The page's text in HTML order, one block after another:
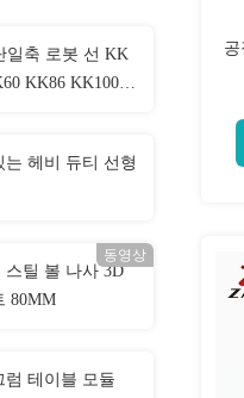
일축 로봇 선 KK
KK86 KK100
는 헤비 듀티 선형
동영상
스틸 볼 나사 3D
80MM
럼 테이블 모듈
공